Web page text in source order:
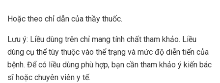
Hoặc theo chỉ dẫn của thầy thuốc.
Lưu ý: Liều dùng trên chỉ mang tính chất tham khảo. Liều
dùng cụ thể tùy thuộc vào thể trạng và mức độ diễn tiến của
bệnh. Để có liều dùng phù hợp, bạn cần tham khảo ý kiến bác
sĩ hoặc chuyên viên y tế.